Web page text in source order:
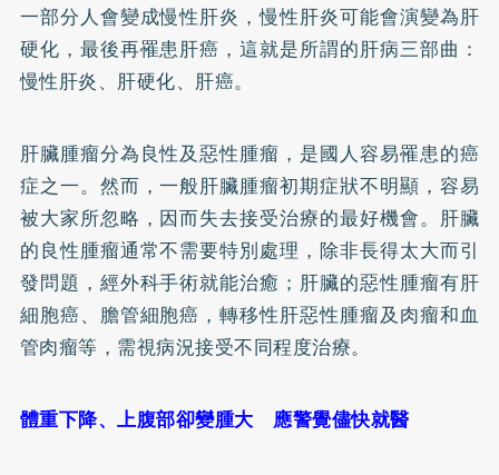
一部分人會變成慢性肝炎，慢性肝炎可能會演變為肝
硬化，最後再罹患肝癌，這就是所謂的肝病三部曲：
慢性肝炎、肝硬化、肝癌。
肝臟腫瘤分為良性及惡性腫瘤，是國人容易罹患的癌
症之一。然而，一般肝臟腫瘤初期症狀不明顯，容易
被大家所忽略，因而失去接受治療的最好機會。肝臟
的良性腫瘤通常不需要特別處理，除非長得太大而引
發問題，經外科手術就能治癒；肝臟的惡性腫瘤有肝
細胞癌、膽管細胞癌，轉移性肝惡性腫瘤及肉瘤和血
管肉瘤等，需視病況接受不同程度治療。
體重下降、上腹部卻變腫大 應警覺儘快就醫